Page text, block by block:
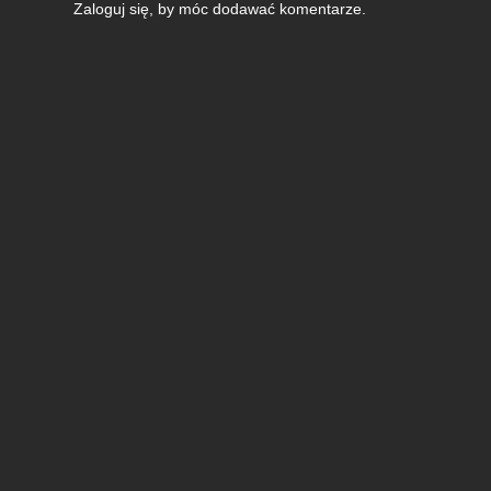
Zaloguj się, by móc dodawać komentarze.